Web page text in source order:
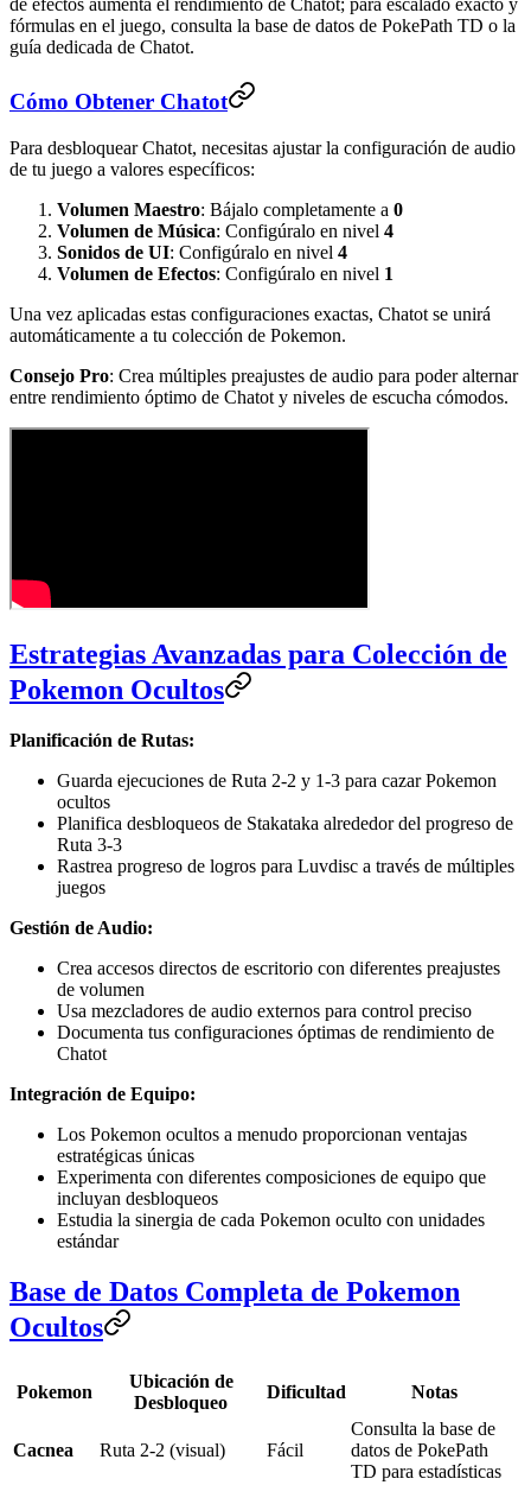
de efectos aumenta el rendimiento de Chatot; para escalado exacto y
fórmulas en el juego, consulta la base de datos de PokePath TD o la
guía dedicada de Chatot.
Cómo Obtener Chatot
Para desbloquear Chatot, necesitas ajustar la configuración de audio
de tu juego a valores específicos:
Volumen Maestro: Bájalo completamente a 0
Volumen de Música: Configúralo en nivel 4
Sonidos de UI: Configúralo en nivel 4
Volumen de Efectos: Configúralo en nivel 1
Una vez aplicadas estas configuraciones exactas, Chatot se unirá
automáticamente a tu colección de Pokemon.
Consejo Pro: Crea múltiples preajustes de audio para poder alternar
entre rendimiento óptimo de Chatot y niveles de escucha cómodos.
Estrategias Avanzadas para Colección de
Pokemon Ocultos
Planificación de Rutas:
Guarda ejecuciones de Ruta 2-2 y 1-3 para cazar Pokemon
ocultos
Planifica desbloqueos de Stakataka alrededor del progreso de
Ruta 3-3
Rastrea progreso de logros para Luvdisc a través de múltiples
juegos
Gestión de Audio:
Crea accesos directos de escritorio con diferentes preajustes
de volumen
Usa mezcladores de audio externos para control preciso
Documenta tus configuraciones óptimas de rendimiento de
Chatot
Integración de Equipo:
Los Pokemon ocultos a menudo proporcionan ventajas
estratégicas únicas
Experimenta con diferentes composiciones de equipo que
incluyan desbloqueos
Estudia la sinergia de cada Pokemon oculto con unidades
estándar
Base de Datos Completa de Pokemon
Ocultos
Pokemon
Ubicación de
Desbloqueo
Dificultad Notas
Cacnea Ruta 2-2 (visual) Fácil
Consulta la base de
datos de PokePath
TD para estadísticas